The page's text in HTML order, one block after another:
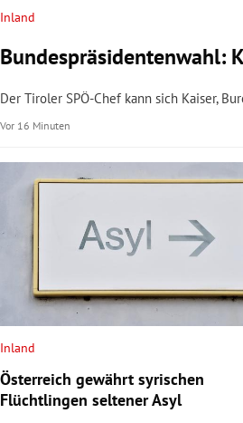
Inland
Bundespräsidentenwahl:
Der Tiroler SPÖ-Chef kann sich Kaiser,
Vor 16 Minuten
Inland
Österreich gewährt syrischen
Flüchtlingen seltener Asyl